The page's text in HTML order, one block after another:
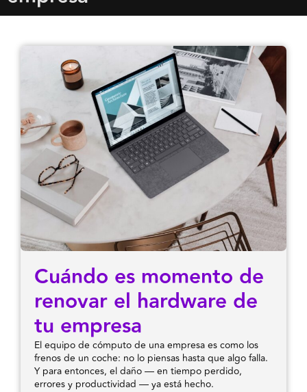
Cuándo es momento de
renovar el hardware de
tu empresa
El equipo de cómputo de una empresa es como los
frenos de un coche: no lo piensas hasta que algo falla.
Y para entonces, el daño — en tiempo perdido,
errores y productividad — ya está hecho.